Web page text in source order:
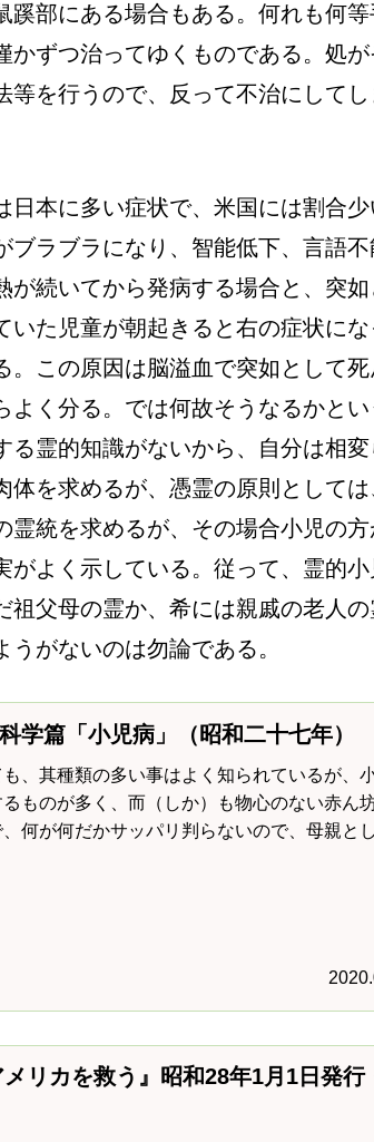
部にある場合もある。何れも何等
ずつ治ってゆくものである。処が
を行うので、反って不治にして
本に多い症状で、米国には割合少
ラブラになり、智能低下、言語
続いてから発病する場合と、突如
た児童が朝起きると右の症状にな
この原因は脳溢血で突如として
く分る。では何故そうなるかと
霊的知識がないから、自分は相
を求めるが、憑霊の原則として
統を求めるが、その場合小児の
よく示している。従って、霊的
父母の霊か、希には親戚の老人の
がないのは勿論である。
科学篇「小児病」（昭和二十七年
、其種類の多い事はよく知られているが、
ものが多く、而（しか）も物心のない赤ん
何が何だかサッパリ判らないので、母親と
リカを救う』昭和28年1月1日発